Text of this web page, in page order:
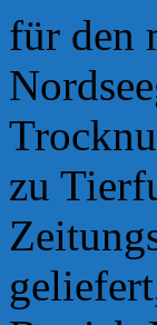
für den
zu